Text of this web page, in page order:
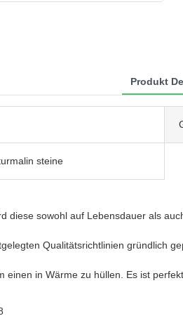
Produkt
steine
diese sowohl auf Lebensdauer als
Qualitätsrichtlinien gründlich
in Wärme zu hüllen. Es ist